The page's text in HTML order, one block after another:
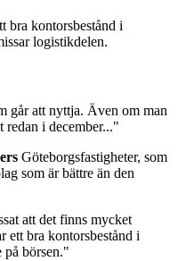
bra kontorsbestånd i
logistikdelen.
går att nyttja. Även om man
redan i december..."
Göteborgsfastigheter, som
som är bättre än den
att det finns mycket
ett bra kontorsbestånd i
på börsen."